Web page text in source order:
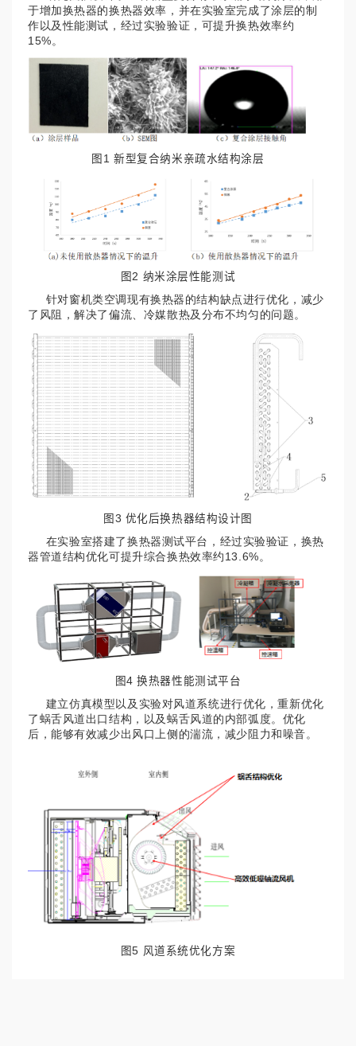
于增加换热器的换热器效率，并在实验室完成了涂层的制
作以及性能测试，经过实验验证，可提升换热效率约
15%。
图1 新型复合纳米亲疏水结构涂层
图2 纳米涂层性能测试
针对窗机类空调现有换热器的结构缺点进行优化，减少
了风阻，解决了偏流、冷媒散热及分布不均匀的问题。
图3 优化后换热器结构设计图
在实验室搭建了换热器测试平台，经过实验验证，换热
器管道结构优化可提升综合换热效率约13.6%。
图4 换热器性能测试平台
建立仿真模型以及实验对风道系统进行优化，重新优化
了蜗舌风道出口结构，以及蜗舌风道的内部弧度。优化
后，能够有效减少出风口上侧的湍流，减少阻力和噪音。
图5 风道系统优化方案